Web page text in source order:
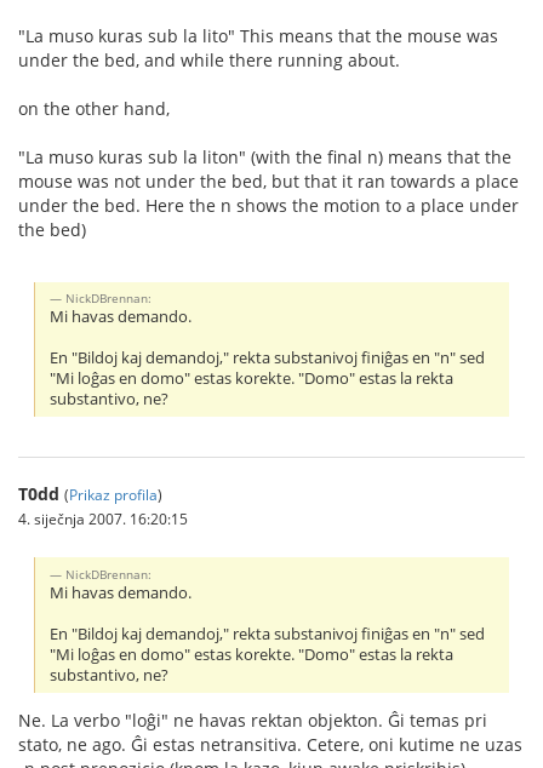
"La muso kuras sub la lito" This means that the mouse was
under the bed, and while there running about.
on the other hand,
"La muso kuras sub la liton" (with the final n) means that the
mouse was not under the bed, but that it ran towards a place
under the bed. Here the n shows the motion to a place under
the bed)
NickDBrennan:
Mi havas demando.
En "Bildoj kaj demandoj," rekta substanivoj finiĝas en "n" sed
"Mi loĝas en domo" estas korekte. "Domo" estas la rekta
substantivo, ne?
T0dd (Prikaz profila)
4. siječnja 2007. 16:20:15
NickDBrennan:
Mi havas demando.
En "Bildoj kaj demandoj," rekta substanivoj finiĝas en "n" sed
"Mi loĝas en domo" estas korekte. "Domo" estas la rekta
substantivo, ne?
Ne. La verbo "loĝi" ne havas rektan objekton. Ĝi temas pri
stato, ne ago. Ĝi estas netransitiva. Cetere, oni kutime ne uzas